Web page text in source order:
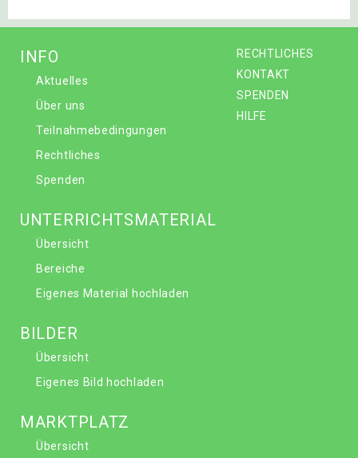
RECHTLICHES
KONTAKT
SPENDEN
HILFE
INFO
Aktuelles
Über uns
Teilnahmebedingungen
Rechtliches
Spenden
UNTERRICHTSMATERIAL
Übersicht
Bereiche
Eigenes Material hochladen
BILDER
Übersicht
Eigenes Bild hochladen
MARKTPLATZ
Übersicht